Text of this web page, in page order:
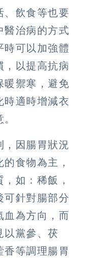
、飲食等也要
醫治病的方式
時可以加強體
，以提高抗病
暖禦寒，避免
時適時增減衣
，因腸胃狀況
食物為主，
如：稀飯，
可針對腸部分
血為方向，而
以黨參、茯
等調理腸胃